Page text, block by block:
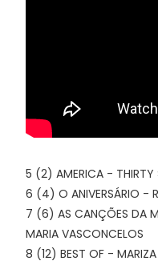
5 (2) AMERICA - THIRTY
6 (4) O ANIVERSÁRIO -
7 (6) AS CANÇÕES DA
MARIA VASCONCELOS
8 (12) BEST OF - MARIZA